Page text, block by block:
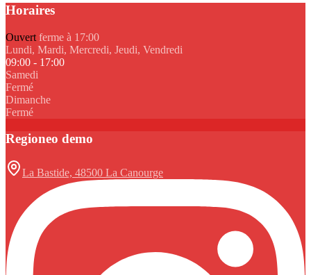
Horaires
Ouvert ferme à 17:00
Lundi, Mardi, Mercredi, Jeudi, Vendredi
09:00 - 17:00
Samedi
Fermé
Dimanche
Fermé
Regioneo demo
La Bastide, 48500 La Canourge